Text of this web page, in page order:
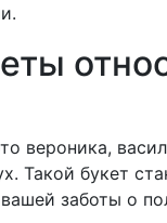
вероника,
Такой букет
заботы о